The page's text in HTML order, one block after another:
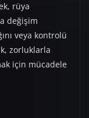
rüya
değişim
veya kontrolü
zorluklarla
için mücadele